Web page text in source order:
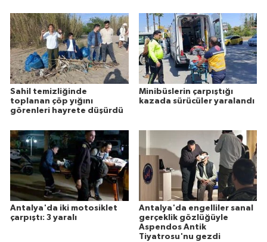
Sahil temizliğinde
toplanan çöp yığını
görenleri hayrete düşürdü
Minibüslerin çarpıştığı
kazada sürücüler yaralandı
Antalya'da iki motosiklet
çarpıştı: 3 yaralı
Antalya'da engelliler sanal
gerçeklik gözlüğüyle
Aspendos Antik
Tiyatrosu'nu gezdi